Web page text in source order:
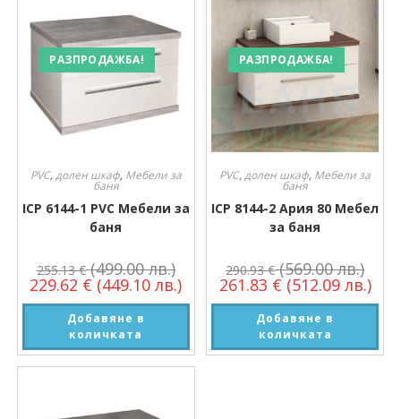
РАЗПРОДАЖБА!
PVC,долен шкаф, Мебели за
баня
ICP 6144-1 PVC Мебели за
баня
255.13€ (499.00 лв.)
229.62 € (449.10 лв.)
Добавяне в
количката
РАЗПРОДАЖБА!
PVC,долен шкаф, Мебели за
баня
ICP 8144-2 Ария 80 Мебел
за баня
290.93€ (569.00 лв.)
261.83 € (512.09 лв.)
Добавяне в
количката